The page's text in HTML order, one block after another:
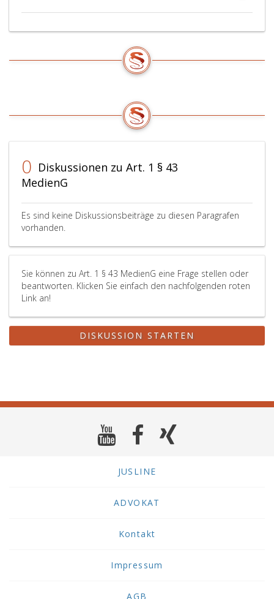
0 Diskussionen zu Art. 1 § 43
MedienG
Es sind keine Diskussionsbeiträge zu diesen Paragrafen
vorhanden.
Sie können zu Art. 1 § 43 MedienG eine Frage stellen oder
beantworten. Klicken Sie einfach den nachfolgenden roten
Link an!
DISKUSSION STARTEN
JUSLINE
ADVOKAT
Kontakt
Impressum
AGB